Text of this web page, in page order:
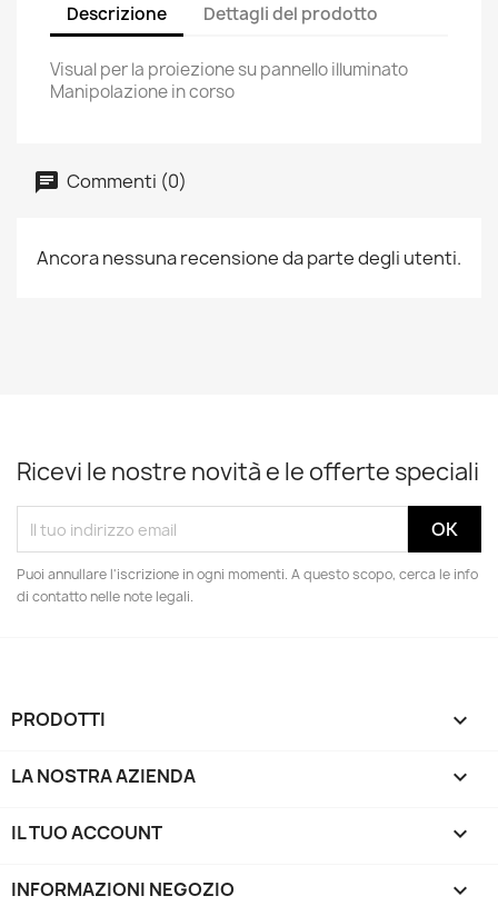
Descrizione Dettagli del prodotto
Visual per la proiezione su pannello illuminato
Manipolazione in corso
Commenti (0)
Ancora nessuna recensione da parte degli utenti.
Ricevi le nostre novità e le offerte speciali
Puoi annullare l'iscrizione in ogni momenti. A questo scopo, cerca le info
di contatto nelle note legali.
PRODOTTI 
LA NOSTRA AZIENDA 
IL TUO ACCOUNT 
INFORMAZIONI NEGOZIO keyboard_arrow_down